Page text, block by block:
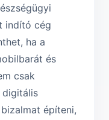
indító cég
ha a
és
csak
digitális
építeni,